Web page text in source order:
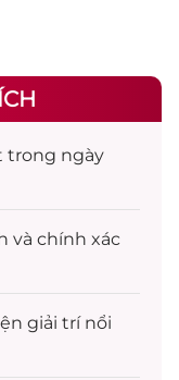
trong ngày
và chính xác
giải trínổi